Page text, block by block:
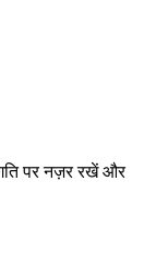
पर नज़र रखें और